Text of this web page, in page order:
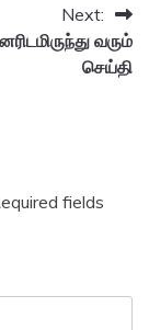
Next:
வரும்
செய்தி
fields